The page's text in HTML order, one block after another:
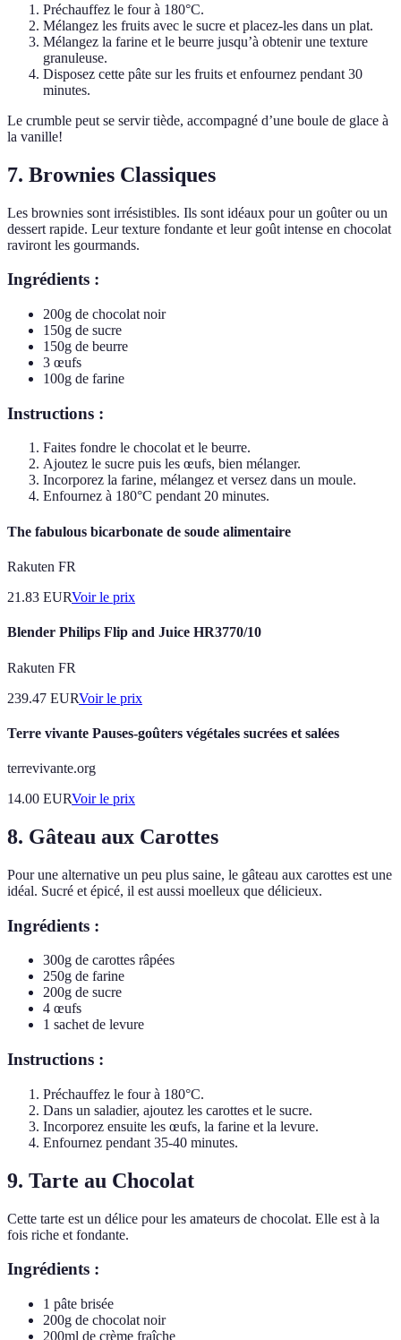
Préchauffez le four à 180°C.
Mélangez les fruits avec le sucre et placez-les dans un plat.
Mélangez la farine et le beurre jusqu’à obtenir une texture
granuleuse.
Disposez cette pâte sur les fruits et enfournez pendant 30
minutes.
Le crumble peut se servir tiède, accompagné d’une boule de glace à
la vanille!
7. Brownies Classiques
Les brownies sont irrésistibles. Ils sont idéaux pour un goûter ou un
dessert rapide. Leur texture fondante et leur goût intense en chocolat
raviront les gourmands.
Ingrédients :
200g de chocolat noir
150g de sucre
150g de beurre
3 œufs
100g de farine
Instructions :
Faites fondre le chocolat et le beurre.
Ajoutez le sucre puis les œufs, bien mélanger.
Incorporez la farine, mélangez et versez dans un moule.
Enfournez à 180°C pendant 20 minutes.
The fabulous bicarbonate de soude alimentaire
Rakuten FR
21.83 EURVoir le prix
Blender Philips Flip and Juice HR3770/10
Rakuten FR
239.47 EURVoir le prix
Terre vivante Pauses-goûters végétales sucrées et salées
terrevivante.org
14.00 EURVoir le prix
8. Gâteau aux Carottes
Pour une alternative un peu plus saine, le gâteau aux carottes est une
idéal. Sucré et épicé, il est aussi moelleux que délicieux.
Ingrédients :
300g de carottes râpées
250g de farine
200g de sucre
4 œufs
1 sachet de levure
Instructions :
Préchauffez le four à 180°C.
Dans un saladier, ajoutez les carottes et le sucre.
Incorporez ensuite les œufs, la farine et la levure.
Enfournez pendant 35-40 minutes.
9. Tarte au Chocolat
Cette tarte est un délice pour les amateurs de chocolat. Elle est à la
fois riche et fondante.
Ingrédients :
1 pâte brisée
200g de chocolat noir
200ml de crème fraîche